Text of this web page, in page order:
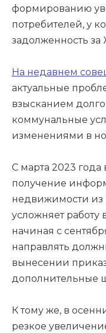
формированию
потребителей, у
задолженность за
На недавнем
актуальные
взысканием
коммунальные
изменениями в
С марта 2023 года
получение
недвижимости из
усложняет работу
начиная с
направлять
вынесении
дополнительные
К тому же, в
резкое